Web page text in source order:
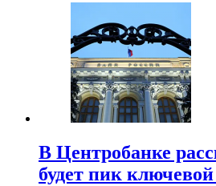
В Центробанке
будет пик